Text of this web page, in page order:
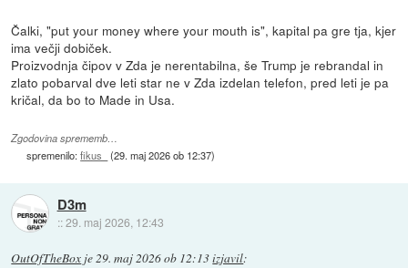
Čalki, "put your money where your mouth is", kapital pa gre tja, kjer
ima večji dobiček.
Proizvodnja čipov v Zda je nerentabilna, še Trump je rebrandal in
zlato pobarval dve leti star ne v Zda izdelan telefon, pred leti je pa
kričal, da bo to Made in Usa.
Zgodovina sprememb…
spremenilo:fikus_ (29. maj 2026 ob 12:37)
D3m
::29. maj 2026, 12:43
OutOfTheBox je29. maj 2026 ob 12:13izjavil: